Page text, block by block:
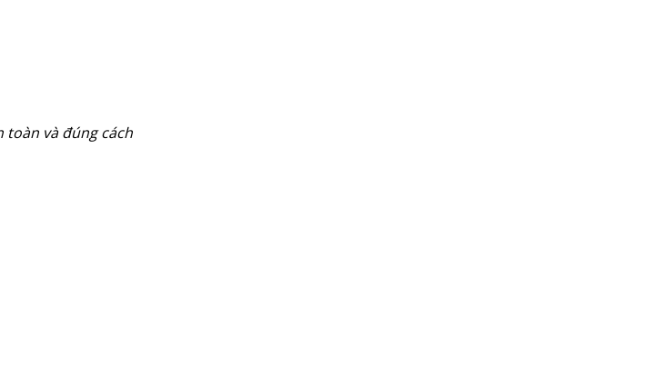
toàn và đúng cách